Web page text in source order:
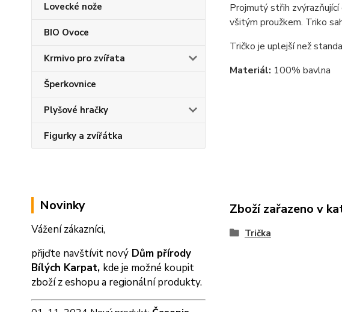
Lovecké nože
BIO Ovoce
Krmivo pro zvířata
Šperkovnice
Plyšové hračky
Figurky a zvířátka
Novinky
Vážení zákazníci,
přijďte navštívit nový Dům přírody
Bílých Karpat, kde je možné koupit
zboží z eshopu a regionální produkty.
Projmutý střih
všitým proužkem. Triko
Tričko je uplejší než
Materiál: 100% bavlna
Zboží zařazeno v
Trička